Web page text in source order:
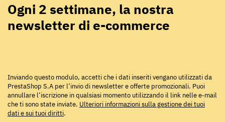
Ogni 2 settimane, la nostra
newsletter di e-commerce
Inviando questo modulo, accetti che i dati inseriti vengano utilizzati da
PrestaShop S.A per l’invio di newsletter e offerte promozionali. Puoi
annullare l’iscrizione in qualsiasi momento utilizzando il link nelle e-mail
che ti sono state inviate. Ulteriori informazioni sulla gestione dei tuoi
dati e sui tuoi diritti.